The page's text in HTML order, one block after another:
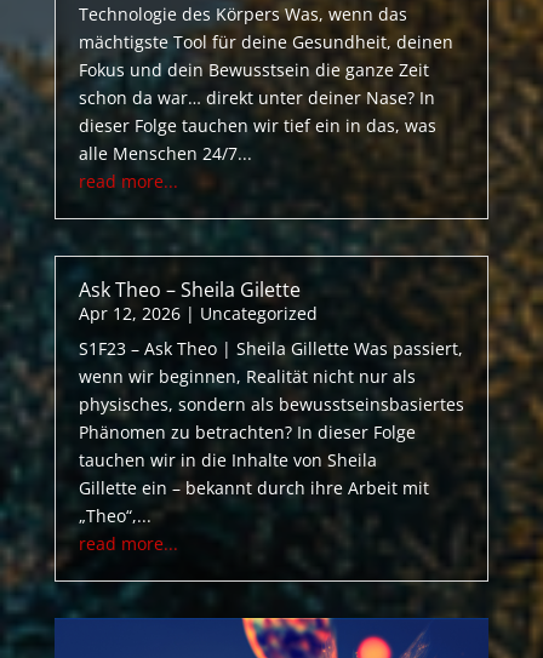
Technologie des Körpers Was, wenn das
mächtigste Tool für deine Gesundheit, deinen
Fokus und dein Bewusstsein die ganze Zeit
schon da war… direkt unter deiner Nase? In
dieser Folge tauchen wir tief ein in das, was
alle Menschen 24/7...
read more...
Ask Theo – Sheila Gilette
Apr 12, 2026| Uncategorized
S1F23 – Ask Theo | Sheila Gillette Was passiert,
wenn wir beginnen, Realität nicht nur als
physisches, sondern als bewusstseinsbasiertes
Phänomen zu betrachten? In dieser Folge
tauchen wir in die Inhalte von Sheila
Gillette ein – bekannt durch ihre Arbeit mit
„Theo“,...
read more...